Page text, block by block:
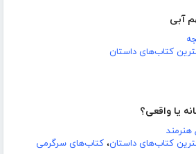
آبی
کتاب‌های داستان
یا واقعی؟
هنرمند
کتاب‌های داستان، کتاب‌های سرگرمی